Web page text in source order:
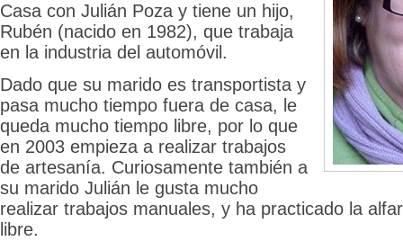
Casa con Julián Poza y tiene un hijo,
Rubén (nacido en 1982), que trabaja
en la industria del automóvil.
Dado que su marido es transportista y
pasa mucho tiempo fuera de casa, le
queda mucho tiempo libre, por lo que
en 2003 empieza a realizar trabajos
de artesanía. Curiosamente también a
su marido Julián le gusta mucho
realizar trabajos manuales, y ha practicado la
libre.